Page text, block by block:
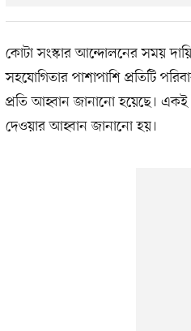
কোটা সংস্কার আন্দোলনের সময়
সহযোগিতার পাশাপাশি প্রতিটি
প্রতি আহ্বান জানানো হয়েছে।
দেওয়ার আহ্বান জানানো হয়।